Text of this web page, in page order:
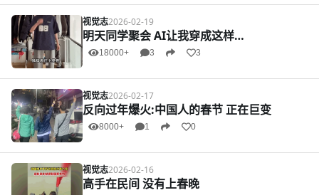
视觉志2026-02-19
明天同学聚会 AI让我穿成这样…
18000+ 3 3
视觉志2026-02-17
反向过年爆火:中国人的春节 正在巨变
8000+ 1 0
视觉志2026-02-16
高手在民间 没有上春晚